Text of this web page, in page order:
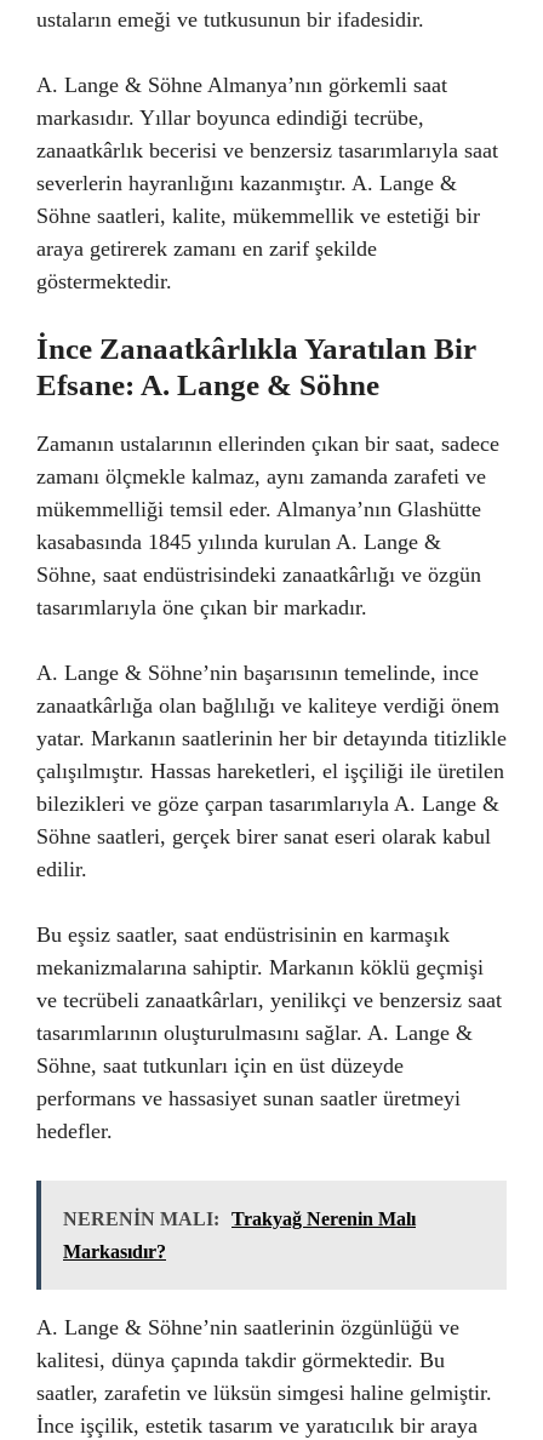
ustaların emeği ve tutkusunun bir ifadesidir.
A. Lange & Söhne Almanya’nın görkemli saat
markasıdır. Yıllar boyunca edindiği tecrübe,
zanaatkârlık becerisi ve benzersiz tasarımlarıyla saat
severlerin hayranlığını kazanmıştır. A. Lange &
Söhne saatleri, kalite, mükemmellik ve estetiği bir
araya getirerek zamanı en zarif şekilde
göstermektedir.
İnce Zanaatkârlıkla Yaratılan Bir
Efsane: A. Lange & Söhne
Zamanın ustalarının ellerinden çıkan bir saat, sadece
zamanı ölçmekle kalmaz, aynı zamanda zarafeti ve
mükemmelliği temsil eder. Almanya’nın Glashütte
kasabasında 1845 yılında kurulan A. Lange &
Söhne, saat endüstrisindeki zanaatkârlığı ve özgün
tasarımlarıyla öne çıkan bir markadır.
A. Lange & Söhne’nin başarısının temelinde, ince
zanaatkârlığa olan bağlılığı ve kaliteye verdiği önem
yatar. Markanın saatlerinin her bir detayında titizlikle
çalışılmıştır. Hassas hareketleri, el işçiliği ile üretilen
bilezikleri ve göze çarpan tasarımlarıyla A. Lange &
Söhne saatleri, gerçek birer sanat eseri olarak kabul
edilir.
Bu eşsiz saatler, saat endüstrisinin en karmaşık
mekanizmalarına sahiptir. Markanın köklü geçmişi
ve tecrübeli zanaatkârları, yenilikçi ve benzersiz saat
tasarımlarının oluşturulmasını sağlar. A. Lange &
Söhne, saat tutkunları için en üst düzeyde
performans ve hassasiyet sunan saatler üretmeyi
hedefler.
NERENİN MALI:
Trakyağ Nerenin Malı
Markasıdır?
A. Lange & Söhne’nin saatlerinin özgünlüğü ve
kalitesi, dünya çapında takdir görmektedir. Bu
saatler, zarafetin ve lüksün simgesi haline gelmiştir.
İnce işçilik, estetik tasarım ve yaratıcılık bir araya